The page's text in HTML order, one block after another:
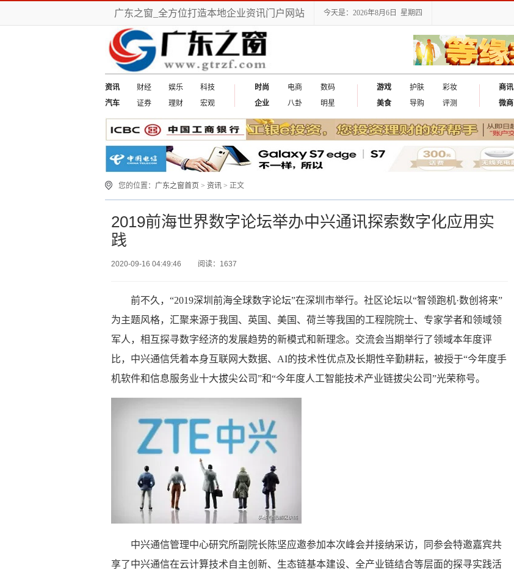
广东之窗_全方位打造本地企业资讯门户网站 今天是：2026年8月6日 星期四
资讯 财经 娱乐
科技
汽车
证券 理财 宏观
时尚 电商
数码
企业
八卦 明星
游戏 护肤
彩妆
美食
导购 评测
商讯
微商
您的位置： 广东之窗首页 > 资讯 > 正文
2019前海世界数字论坛举办中兴通讯探索数字化应用实
践
2020-09-16 04:49:46 阅读：1637
前不久，“2019深圳前海全球数字论坛”在深圳市举行。社区论坛以“智领跑机·数创将来”
为主题风格，汇聚来源于我国、英国、美国、荷兰等我国的工程院院士、专家学者和领域领
军人，相互探寻数字经济的发展趋势的新模式和新理念。交流会当期举行了领域本年度评
比，中兴通信凭着本身互联网大数据、AI的技术性优点及长期性辛勤耕耘，被授于“今年度手
机软件和信息服务业十大拔尖公司”和“今年度人工智能技术产业链拔尖公司”光荣称号。
中兴通信管理中心研究所副院长陈坚应邀参加本次峰会并接纳采访，同参会特邀嘉宾共
享了中兴通信在云计算技术自主创新、生态链基本建设、全产业链结合等层面的探寻实践活